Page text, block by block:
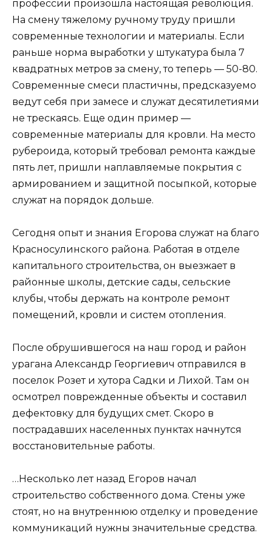
профессии произошла настоящая революция.
На смену тяжелому ручному труду пришли
современные технологии и материалы. Если
раньше норма выработки у штукатура была 7
квадратных метров за смену, то теперь — 50-80.
Современные смеси пластичны, предсказуемо
ведут себя при замесе и служат десятилетиями
не трескаясь. Еще один пример —
современные материалы для кровли. На место
рубероида, который требовал ремонта каждые
пять лет, пришли наплавляемые покрытия с
армированием и защитной посыпкой, которые
служат на порядок дольше.
Сегодня опыт и знания Егорова служат на благо
Красносулинского района. Работая в отделе
капитального строительства, он выезжает в
районные школы, детские сады, сельские
клубы, чтобы держать на контроле ремонт
помещений, кровли и систем отопления.
После обрушившегося на наш город и район
урагана Александр Георгиевич отправился в
поселок Розет и хутора Садки и Лихой. Там он
осмотрел поврежденные объекты и составил
дефектовку для будущих смет. Скоро в
пострадавших населенных пунктах начнутся
восстановительные работы.
…Несколько лет назад Егоров начал
строительство собственного дома. Стены уже
стоят, но на внутреннюю отделку и проведение
коммуникаций нужны значительные средства.